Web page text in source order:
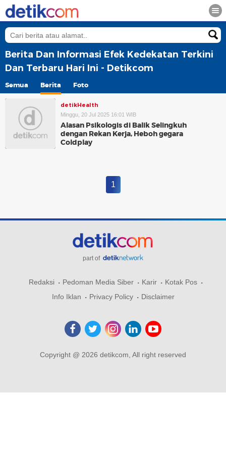
Berita Dan Informasi Efek Kedekatan Terkini
Dan Terbaru Hari Ini - Detikcom
Semua Berita Foto
detikHealth
Minggu, 20 Jul 2025 16:01 WIB
Alasan Psikologis di Balik Selingkuh
dengan Rekan Kerja, Heboh gegara
Coldplay
1
part of
Redaksi Pedoman Media Siber Karir
Kotak Pos
Info Iklan
Privacy Policy Disclaimer
Copyright @ 2026 detikcom, All right reserved